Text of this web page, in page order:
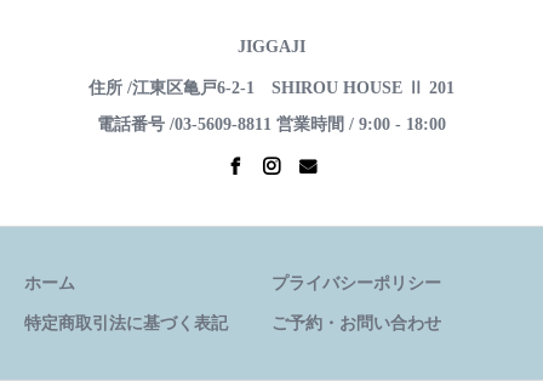
JIGGAJI
住所 /江東区亀戸6-2-1 SHIROU HOUSE Ⅱ 201
電話番号 /03-5609-8811 営業時間 / 9:00 - 18:00
ホーム プライバシーポリシー
特定商取引法に基づく表記 ご予約・お問い合わせ